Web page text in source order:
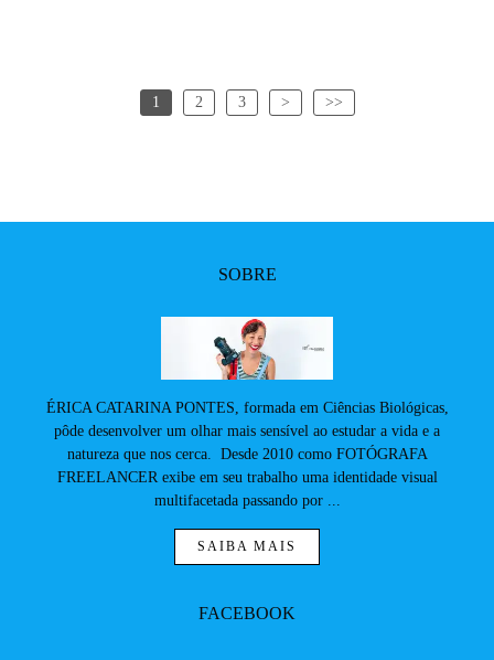
1 2 3 > >>
SOBRE
ÉRICA CATARINA PONTES, formada em Ciências Biológicas,
pôde desenvolver um olhar mais sensível ao estudar a vida e a
natureza que nos cerca. Desde 2010 como FOTÓGRAFA
FREELANCER exibe em seu trabalho uma identidade visual
multifacetada passando por ...
SAIBA MAIS
FACEBOOK